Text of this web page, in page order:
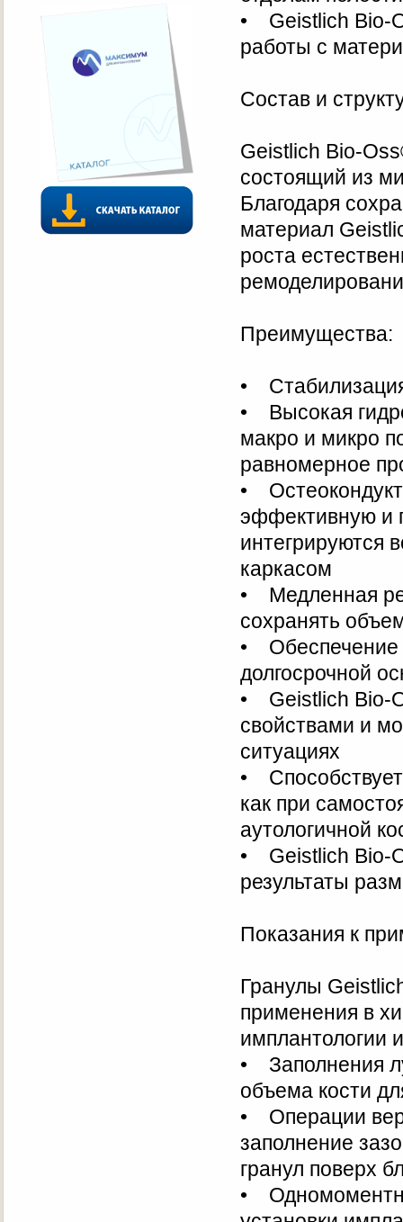
• Geistlich Bio-
работы с
Состав и
Geistlich Bio-
состоящий из
Благодаря
материал
роста
Преимущества:
• Стабилизация
• Высокая
макро и микро
равномерное
•
эффективную и
интегрируются
каркасом
• Медленная
сохранять
• Обеспечение
долгосрочной
• Geistlich Bio-
свойствами и
ситуациях
• Способствует
как при
аутологичной
• Geistlich Bio-
результаты
Показания к
Гранулы
применения в
имплантологии
• Заполнения
объема кости
• Операции
заполнение
гранул поверх
•